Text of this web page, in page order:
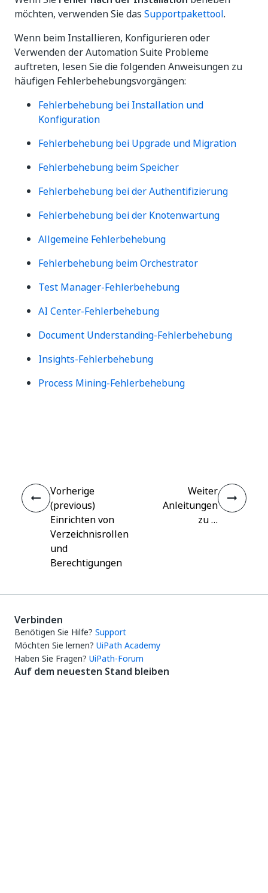
möchten, verwenden Sie das Supportpakettool.
Wenn beim Installieren, Konfigurieren oder
Verwenden der Automation Suite Probleme
auftreten, lesen Sie die folgenden Anweisungen zu
häufigen Fehlerbehebungsvorgängen:
Fehlerbehebung bei Installation und
Konfiguration
Fehlerbehebung bei Upgrade und Migration
Fehlerbehebung beim Speicher
Fehlerbehebung bei der Authentifizierung
Fehlerbehebung bei der Knotenwartung
Allgemeine Fehlerbehebung
Fehlerbehebung beim Orchestrator
Test Manager-Fehlerbehebung
AI Center-Fehlerbehebung
Document Understanding-Fehlerbehebung
Insights-Fehlerbehebung
Process Mining-Fehlerbehebung
Vorherige
(previous)
Einrichten von
Verzeichnisrollen
und
Berechtigungen
Weiter
Anleitungen
zu …
Verbinden
Benötigen Sie Hilfe? Support
Möchten Sie lernen? UiPath Academy
Haben Sie Fragen? UiPath-Forum
Auf dem neuesten Stand bleiben